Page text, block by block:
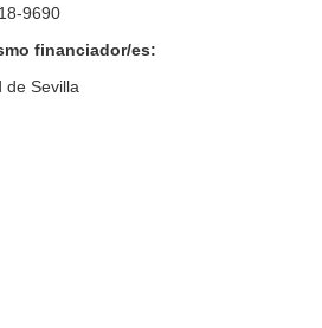
9690
financiador/es:
de Sevilla